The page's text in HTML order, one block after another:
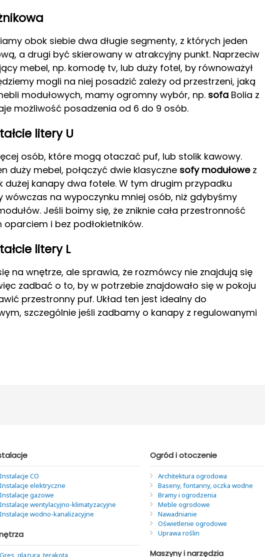
obok siebie dwa długie segmenty, z których jeden
a drugi być skierowany w atrakcyjny punkt. Naprzeciw
mebel, np. komodę tv, lub duży fotel, by równoważył
mogli na niej posadzić zależy od przestrzeni, jaką
modułowych, mamy ogromny wybór, np. sofa Bolia z
możliwość posadzenia od 6 do 9 osób.
litery U
osób, które mogą otaczać puf, lub stolik kawowy.
duży mebel, połączyć dwie klasyczne sofy modułowez
kanapy dwa fotele. W tym drugim przypadku
na wypoczynku mniej osób, niż gdybyśmy
Jeśli boimy się, że zniknie cała przestronność
i bez podłokietników.
litery L
na wnętrze, ale sprawia, że rozmówcy nie znajdują się
zadbać o to, by w potrzebie znajdowało się w pokoju
przestronny puf. Układ ten jest idealny do
szczególnie jeśli zadbamy o kanapy z regulowanymi
Instalacje CO
Instalacje elektryczne
Instalacje gazowe
Instalacje wentylacyjno-klimatyzacyjne
Instalacje wodno-kanalizacyjne
Gres, glazura, terakota
Ogród i otoczenie
Architektura ogrodowa
Baseny, fontanny, oczka wodne
Bramy i ogrodzenia
Meble ogrodowe
Nawadnianie
Oświetlenie ogrodowe
Uprawa roślin
Maszyny i narzędzia